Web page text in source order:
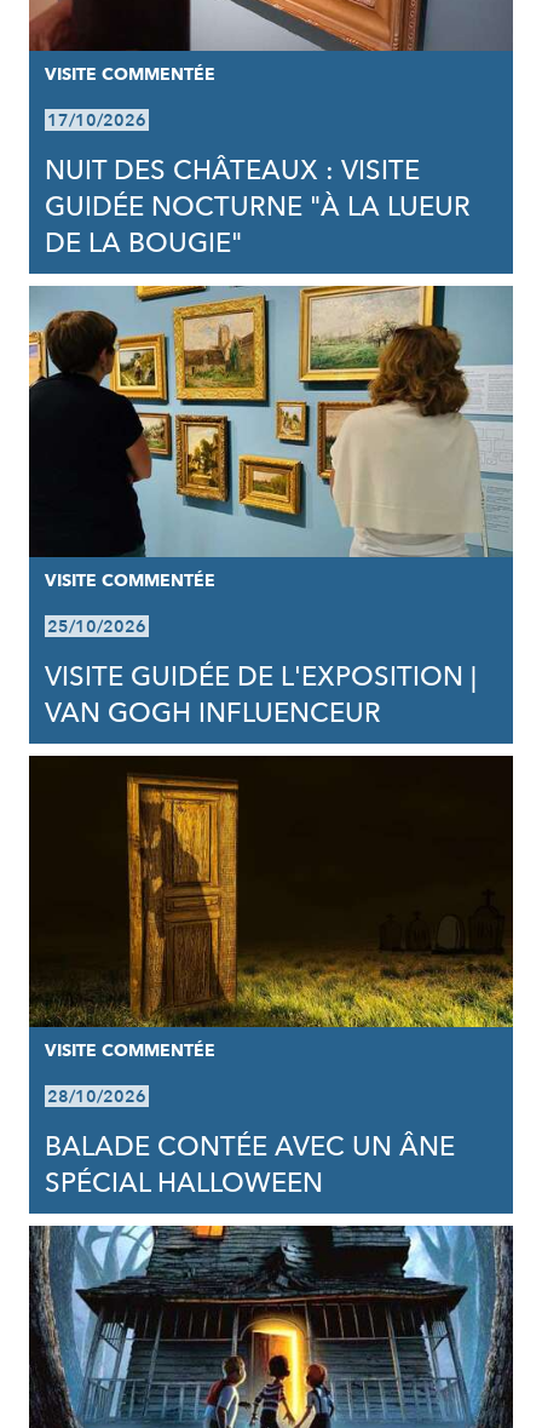
VISITE COMMENTÉE
17/10/2026
NUIT DES CHÂTEAUX : VISITE
GUIDÉE NOCTURNE "À LA LUEUR
DE LA BOUGIE"
VISITE COMMENTÉE
25/10/2026
VISITE GUIDÉE DE L'EXPOSITION |
VAN GOGH INFLUENCEUR
VISITE COMMENTÉE
28/10/2026
BALADE CONTÉE AVEC UN ÂNE
SPÉCIAL HALLOWEEN